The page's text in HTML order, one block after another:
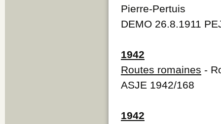
Pierre-Pertuis
DEMO 26.8.1911
1942
Routes romaines -
ASJE 1942/168
1942